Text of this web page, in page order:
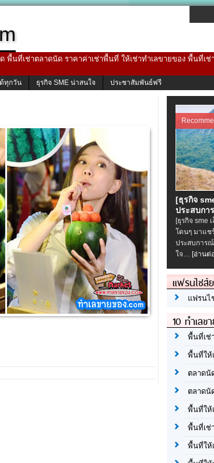
นที่เช่าตลาดนัด ราคาค่าเช่าพื้นที่ ให้เช่าทำเลขายของ พื้นที่เ
ทุกวัน ธุรกิจ SME น่าสนใจ ประชาสัมพันธ์ฟรี
[ธุรกิจ
ประสบก
[ธุรกิจ sme
โดนๆ มาแช
ประสบการ
ใจ… [อ่านต่
แฟรนไชส์
แฟรนไ
10 ทำเล
พื้นที่เช่
พื้นที่ให้
ตลาดนั
ตลาดนั
พื้นที่ให้
พื้นที่เช่
พื้นที่ให้